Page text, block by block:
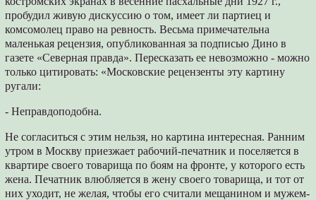
пробу­дил живую дискуссию о том, имеет ли партиец и
комсомолец право на ревность. Весьма при­мечательна
маленькая рецензия, опублико­ванная за подписью Дино в
газете «Северная правда». Пересказать ее невозможно - можно
только цитировать: «Московские рецензенты эту картину
ругали:
- Неправдоподобна.
Не согласиться с этим нельзя, но картина интересная. Ранним
утром в Москву приезжа­ет рабочий-печатник и поселяется в
квартире своего товарища по боям на фронте, у которо­го есть
жена. Печатник влюбляется в жену сво­его товарища, и тот от
них уходит, не желая, чтобы его считали мещанином и мужем-